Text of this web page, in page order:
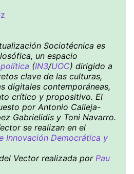
Sociotécnica es
un espacio
(IN3/UOC) dirigido a
clave de las culturas,
digitales contemporáneas,
crítico y propositivo. El
por Antonio Calleja-
Gabrielidis y Toni Navarro.
se realizan en el
Innovación Democrática y
Vector realizada por Pau